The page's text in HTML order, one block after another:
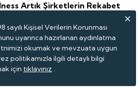
Artık Şirketlerin Rekabet
2030 Gelecek Haritasını
Niteliğe' Geçiş
sayılı Kişisel Verilerin Korunması
uyarınca hazırlanan aydınlatma
okumak ve mevzuata uygun
politikamızla ilgili detaylı bilgi
için tıklayınız .